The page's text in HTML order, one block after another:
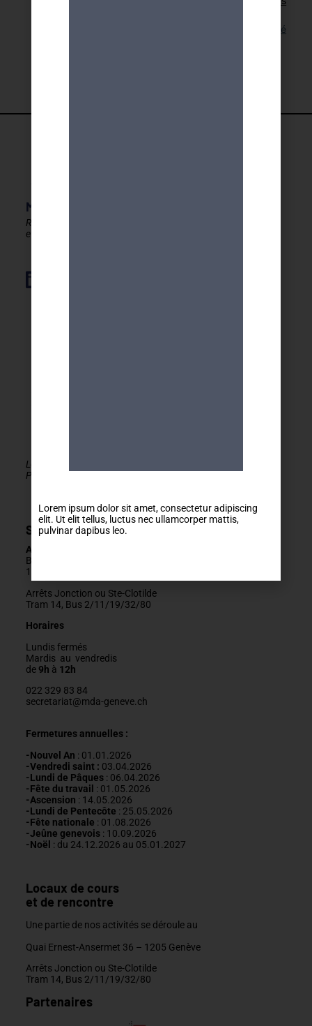
Lien pour cette activité
MDA GENEVE - ACTIVITES 50+
Rester en forme, créatif
et autonome après 50 ans !
Le MDA Genève - Activités 50+ est membre de la
PLATEFORME du réseau seniors Genève
Secrétariat
Adresse
Boulevard Carl-Vogt 2
1205 Genève
Arrêts Jonction ou Ste-Clotilde
Tram 14, Bus 2/11/19/32/80
Horaires
Lundis fermés
Mardis au vendredis
de9h à 12h
022 329 83 84
secretariat@mda-geneve.ch
Fermetures annuelles :
-Nouvel An : 01.01.2026
-Vendredi saint : 03.04.2026
-Lundi de Pâques: 06.04.2026
-Fête du travail : 01 .05.2026
-Ascension : 14.05.2026
-Lundi de Pentecôte : 25.05.2026
-Fête nationale : 01.08.2026
-Jeûne genevois: 10.09.2026
-Noël : du 24.12.2026 au 05.01.2027
Locaux de cours
et de rencontre
Une partie de nos activités se déroule au
Quai Ernest-Ansermet 36 – 1205 Genève
Arrêts Jonction ou Ste-Clotilde
Tram 14, Bus 2/11/19/32/80
Partenaires
Lorem ipsum dolor sit amet, consectetur adipiscing
elit. Ut elit tellus, luctus nec ullamcorper mattis,
pulvinar dapibus leo.